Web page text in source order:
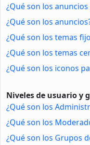
¿Qué son los
¿Qué son los
¿Qué son los temas
¿Qué son los temas
¿Qué son los iconos
Niveles de usuario y
¿Qué son los
¿Qué son los
¿Qué son los Grupos